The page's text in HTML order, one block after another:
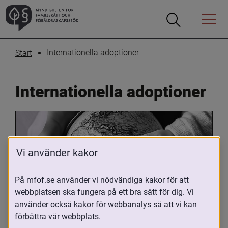
Öppna
Öppna
Menyn
Start Internationella adoptioner
Internationella adoptioner
Oavsett om du är adopterad,
adoptivförälder eller arbetar med
Vi använder kakor
På mfof.se använder vi nödvändiga kakor för att
webbplatsen ska fungera på ett bra sätt för dig. Vi
använder också kakor för webbanalys så att vi kan
förbättra vår webbplats.